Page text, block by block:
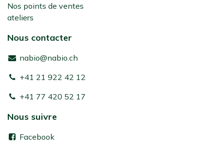
Nos points de ventes
ateliers
Nous contacter
nabio@nabio.ch
+41 21 922 42 12
+41 77 420 52 17
Nous suivre
Facebook